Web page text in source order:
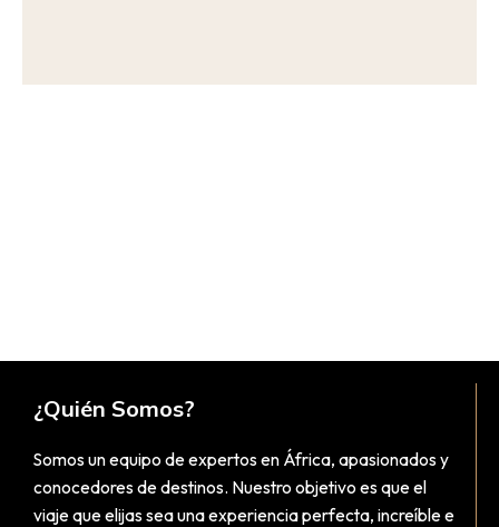
¿Quién Somos?
Somos un equipo de expertos en África, apasionados y
conocedores de destinos. Nuestro objetivo es que el
viaje que elijas sea una experiencia perfecta, increíble e